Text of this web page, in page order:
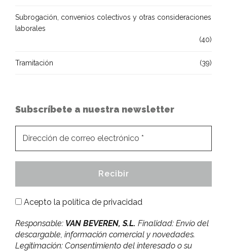
Subrogación, convenios colectivos y otras consideraciones
laborales
(40)
Tramitación (39)
Subscríbete a nuestra newsletter
Acepto la política de privacidad
Responsable: VAN BEVEREN, S.L. Finalidad: Envío del
descargable, información comercial y novedades.
Legitimación: Consentimiento del interesado o su